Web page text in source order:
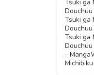
Tsuki ga
Tsuki ga
Tsuki ga
-